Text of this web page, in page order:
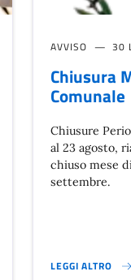
PORTA A PORTA}
AVVISO 30
Chiusura
Comunale
Chiusure
al 23 agosto,
chiuso mese
settembre.
LEGGI ALTRO
CHIUSURA